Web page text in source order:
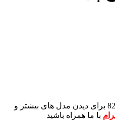
برای دیدن مدل های بیشتر و
با ما همراه باشید